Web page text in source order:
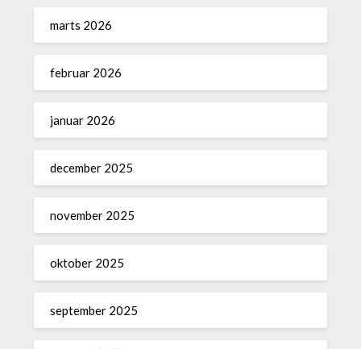
marts 2026
februar 2026
januar 2026
december 2025
november 2025
oktober 2025
september 2025